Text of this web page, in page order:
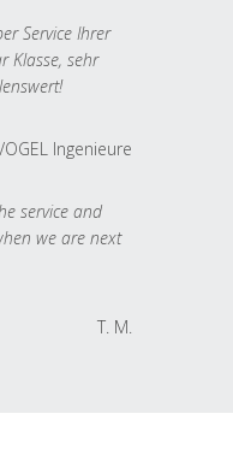
Service Ihrer
Klasse, sehr
Ingenieure
service and
we are next
T. M.